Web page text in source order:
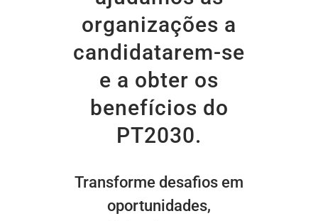
organizações a
candidatarem-se
e a obter os
benefícios do
PT2030.
Transforme desafios em
oportunidades,